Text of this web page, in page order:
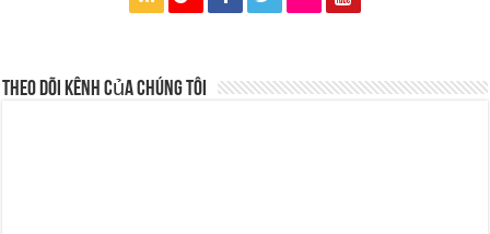
Theo dõi kênh của chúng tôi